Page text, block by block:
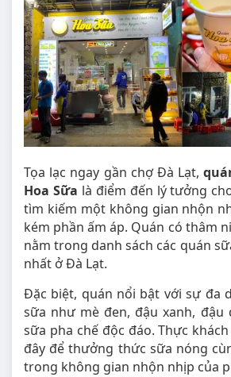
Tọa lạc ngay gần chợ Đà Lạt,
Hoa Sữa là điểm đến lý tưởng
tìm kiếm một không gian nhộn
kém phần ấm áp. Quán có thâm
nằm trong danh sách các quán
nhất ở Đà Lạt.
Đặc biệt, quán nổi bật với sự đa
sữa như mè đen, đậu xanh, đậu
sữa pha chế độc đáo. Thực
đây để thưởng thức sữa nóng
trong không gian nhộn nhịp của